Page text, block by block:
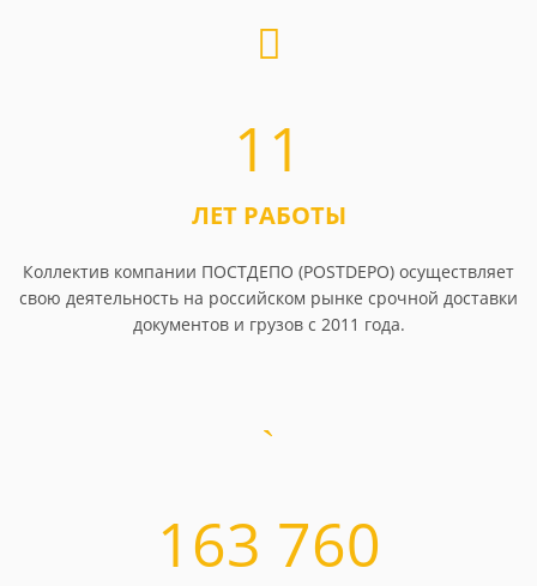
11
ЛЕТ РАБОТЫ
Коллектив компании ПОСТДЕПО (POSTDEPO) осуществляет
свою деятельность на российском рынке срочной доставки
документов и грузов с 2011 года.
163 760